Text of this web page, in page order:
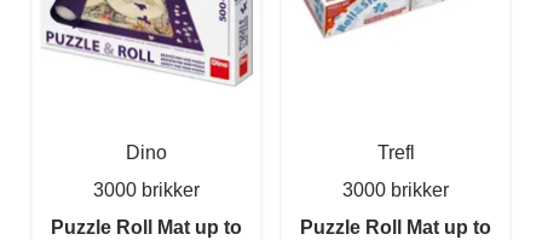
Dino
3000 brikker
Puzzle Roll Mat up to
Trefl
3000 brikker
Puzzle Roll Mat up to